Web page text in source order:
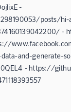
-
posts/
-
and-generate-
- https://